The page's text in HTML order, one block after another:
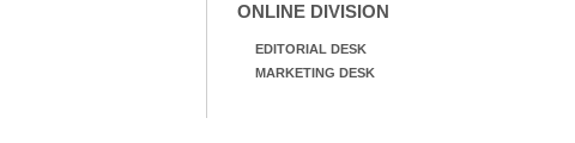
ONLINE DIVISION
EDITORIAL DESK
MARKETING DESK